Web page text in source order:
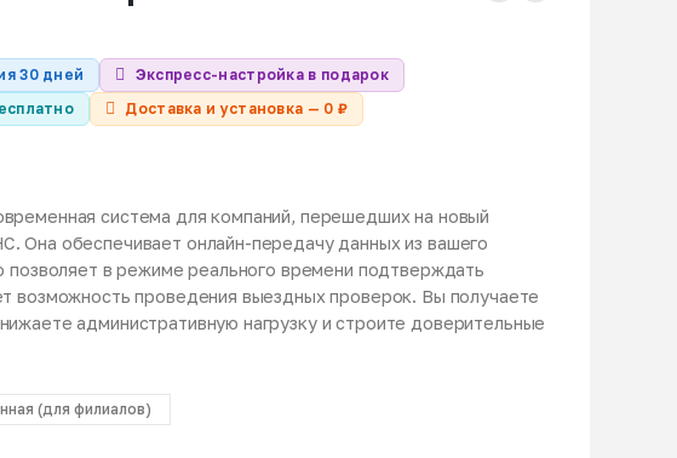
30 дней
Экспресс-настройка в подарок
Доставка и установка — 0 ₽
система для компаний, перешедших на новый
Она обеспечивает онлайн-передачу данных из вашего
позволяет в режиме реального времени подтверждать
возможность проведения выездных проверок. Вы получаете
административную нагрузку и строите доверительные
(для филиалов)